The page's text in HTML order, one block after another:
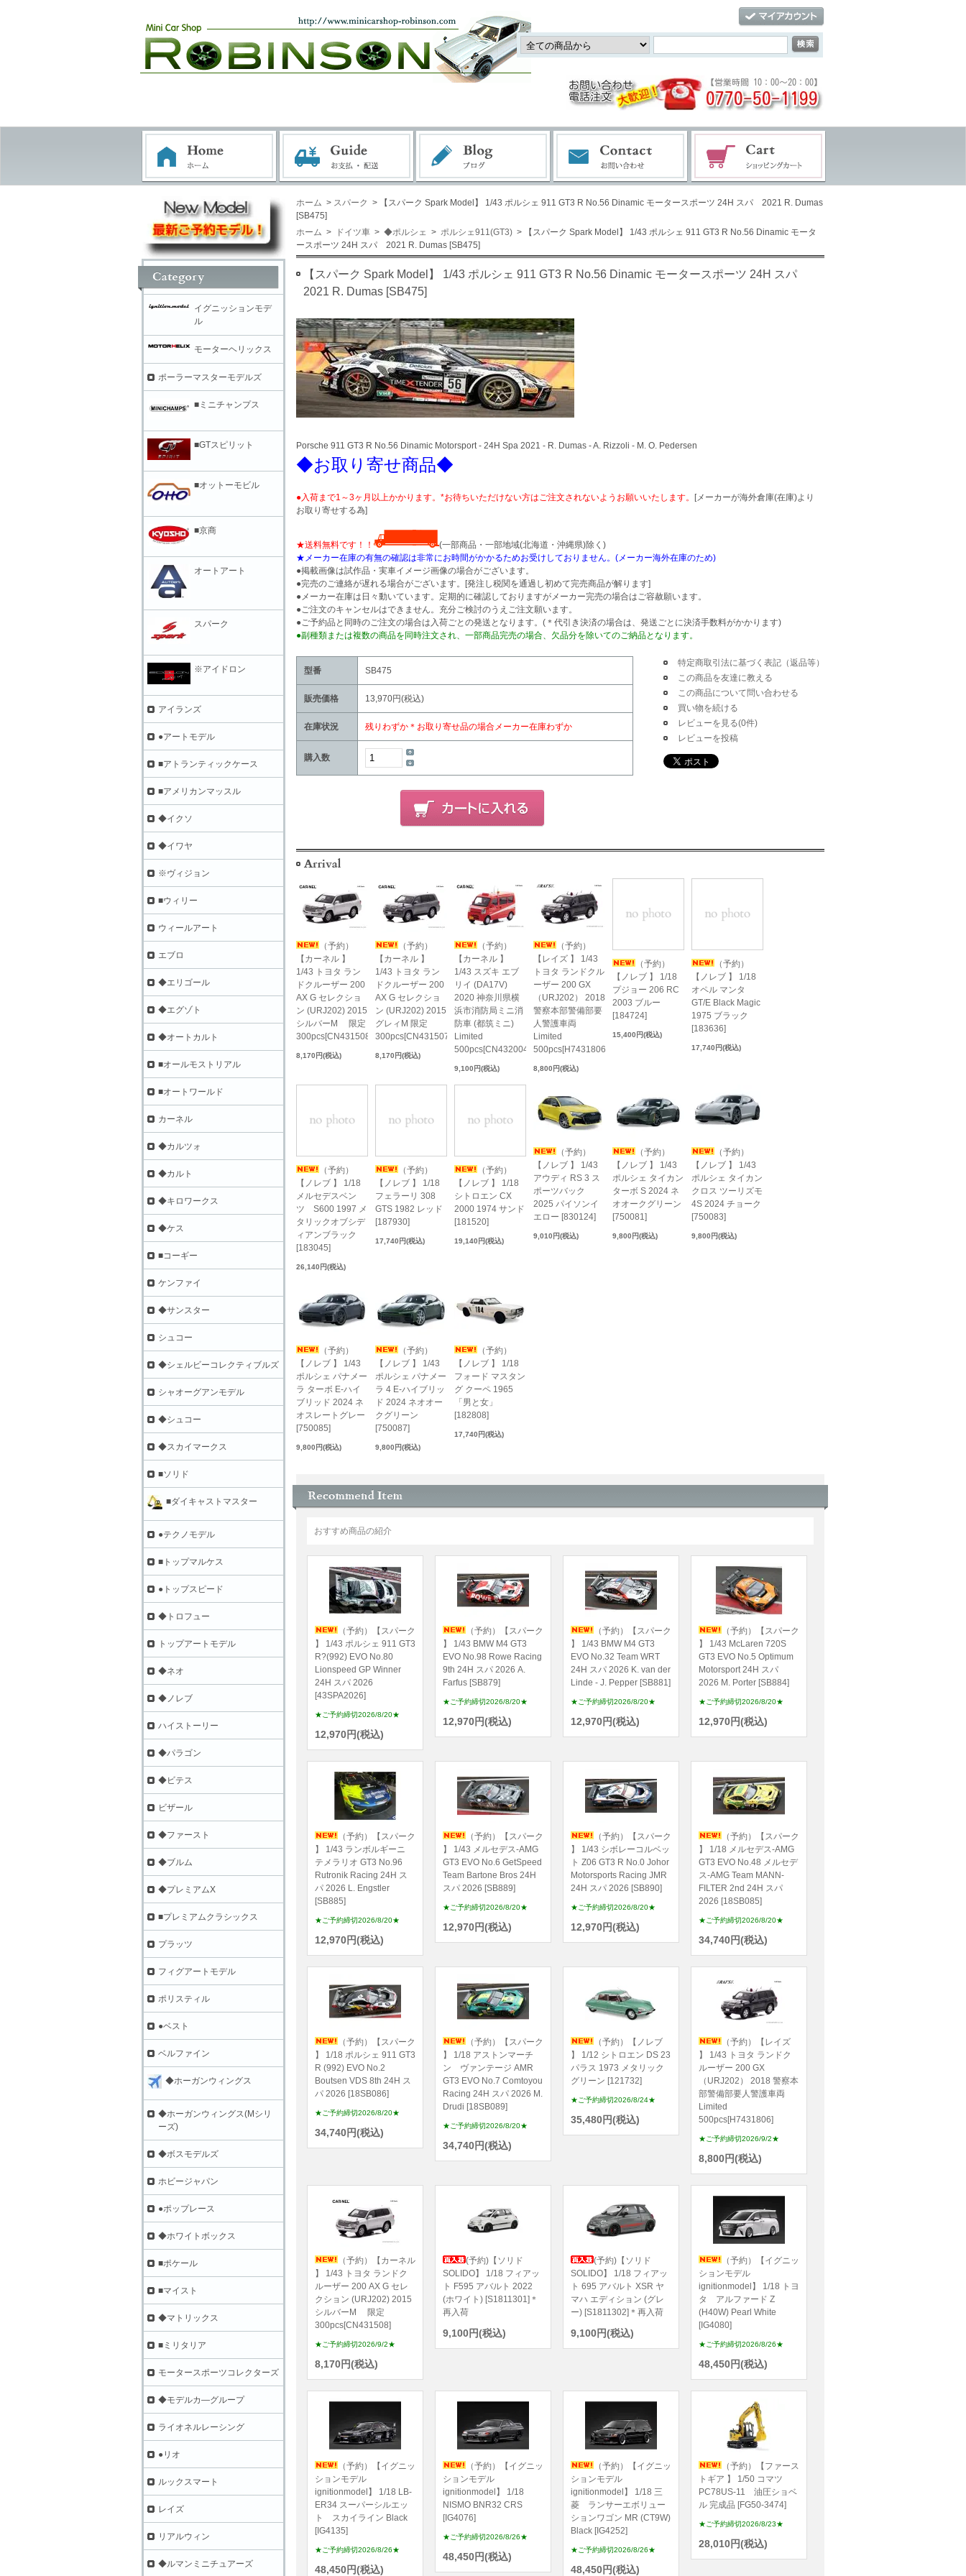
ホーム > スパーク > 【スパーク Spark Model】 1/43 ポルシェ 911 GT3 R No.56 Dinamic モータースポーツ 24H スパ 2021 R. Dumas
[SB475]
ホーム > ドイツ車 > ◆ポルシェ > ポルシェ911(GT3) > 【スパーク Spark Model】 1/43 ポルシェ 911 GT3 R No.56 Dinamic モータ
ースポーツ 24H スパ 2021 R. Dumas [SB475]
【スパーク Spark Model】 1/43 ポルシェ 911 GT3 R No.56 Dinamic モータースポーツ 24H スパ
2021 R. Dumas [SB475]
Porsche 911 GT3 R No.56 Dinamic Motorsport - 24H Spa 2021 - R. Dumas - A. Rizzoli - M. O. Pedersen
◆お取り寄せ商品◆
●入荷まで1～3ヶ月以上かかります。*お待ちいただけない方はご注文されないようお願いいたします。
[メーカーが海外倉庫(在庫)より
お取り寄せする為]
★送料無料です！！
(一部商品・一部地域(北海道・沖縄県)除く)
★メーカー在庫の有無の確認は非常にお時間がかかるためお受けしておりません。(メーカー海外在庫のため)
●掲載画像は試作品・実車イメージ画像の場合がございます。
●完売のご連絡が遅れる場合がございます。[発注し税関を通過し初めて完売商品が解ります]
●メーカー在庫は日々動いています。定期的に確認しておりますがメーカー完売の場合はご容赦願います。
●ご注文のキャンセルはできません。充分ご検討のうえご注文願います。
●ご予約品と同時のご注文の場合は入荷ごとの発送となります。(＊代引き決済の場合は、発送ごとに決済手数料がかかります)
●副種類または複数の商品を同時注文され、一部商品完売の場合、欠品分を除いてのご納品となります。
型番 SB475
販売価格 13,970円(税込)
在庫状況 残りわずか＊お取り寄せ品の場合メーカー在庫わずか
購入数
特定商取引法に基づく表記（返品等）
この商品を友達に教える
この商品について問い合わせる
買い物を続ける
レビューを見る(0件)
レビューを投稿
（予約）
【カーネル 】
1/43 トヨタ ラン
ドクルーザー 200
AX G セレクショ
ン (URJ202) 2015
シルバーM 限定
300pcs[CN431508]
8,170円(税込)
（予約）
【カーネル 】
1/43 トヨタ ラン
ドクルーザー 200
AX G セレクショ
ン (URJ202) 2015
グレィM 限定
300pcs[CN431507]
8,170円(税込)
（予約）
【カーネル 】
1/43 スズキ エブ
リイ (DA17V)
2020 神奈川県横
浜市消防局ミニ消
防車 (都筑ミニ)
Limited
500pcs[CN432004]
9,100円(税込)
（予約）
【レイズ 】 1/43
トヨタ ランドクル
ーザー 200 GX
（URJ202） 2018
警察本部警備部要
人警護車両
Limited
500pcs[H7431806]
8,800円(税込)
（予約）
【ノレブ 】 1/18
プジョー 206 RC
2003 ブルー
[184724]
15,400円(税込)
（予約）
【ノレブ 】 1/18
オペル マンタ
GT/E Black Magic
1975 ブラック
[183636]
17,740円(税込)
（予約）
【ノレブ 】 1/18
メルセデスベン
ツ S600 1997 メ
タリックオブシデ
ィアンブラック
[183045]
26,140円(税込)
（予約）
【ノレブ 】 1/18
フェラーリ 308
GTS 1982 レッド
[187930]
17,740円(税込)
（予約）
【ノレブ 】 1/18
シトロエン CX
2000 1974 サンド
[181520]
19,140円(税込)
（予約）
【ノレブ 】 1/43
アウディ RS 3 ス
ポーツバック
2025 パイソンイ
エロー [830124]
9,010円(税込)
（予約）
【ノレブ 】 1/43
ポルシェ タイカン
ターボ S 2024 ネ
オオークグリーン
[750081]
9,800円(税込)
（予約）
【ノレブ 】 1/43
ポルシェ タイカン
クロス ツーリズモ
4S 2024 チョーク
[750083]
9,800円(税込)
（予約）
【ノレブ 】 1/43
ポルシェ パナメー
ラ ターボ E-ハイ
ブリッド 2024 ネ
オスレートグレー
[750085]
9,800円(税込)
（予約）
【ノレブ 】 1/43
ポルシェ パナメー
ラ 4 E-ハイブリッ
ド 2024 ネオオー
クグリーン
[750087]
9,800円(税込)
（予約）
【ノレブ 】 1/18
フォード マスタン
グ クーペ 1965
「男と女」
[182808]
17,740円(税込)
おすすめ商品の紹介
（予約）【スパーク
】 1/43 ポルシェ 911 GT3
R?(992) EVO No.80
Lionspeed GP Winner
24H スパ 2026
[43SPA2026]
★ご予約締切2026/8/20★
12,970円(税込)
（予約）【スパーク
】 1/43 BMW M4 GT3
EVO No.98 Rowe Racing
9th 24H スパ 2026 A.
Farfus [SB879]
★ご予約締切2026/8/20★
12,970円(税込)
（予約）【スパーク
】 1/43 BMW M4 GT3
EVO No.32 Team WRT
24H スパ 2026 K. van der
Linde - J. Pepper [SB881]
★ご予約締切2026/8/20★
12,970円(税込)
（予約）【スパーク
】 1/43 McLaren 720S
GT3 EVO No.5 Optimum
Motorsport 24H スパ
2026 M. Porter [SB884]
★ご予約締切2026/8/20★
12,970円(税込)
（予約）【スパーク
】 1/43 ランボルギーニ
テメラリオ GT3 No.96
Rutronik Racing 24H ス
パ 2026 L. Engstler
[SB885]
★ご予約締切2026/8/20★
12,970円(税込)
（予約）【スパーク
】 1/43 メルセデス-AMG
GT3 EVO No.6 GetSpeed
Team Bartone Bros 24H
スパ 2026 [SB889]
★ご予約締切2026/8/20★
12,970円(税込)
（予約）【スパーク
】 1/43 シボレーコルベッ
ト Z06 GT3 R No.0 Johor
Motorsports Racing JMR
24H スパ 2026 [SB890]
★ご予約締切2026/8/20★
12,970円(税込)
（予約）【スパーク
】 1/18 メルセデス-AMG
GT3 EVO No.48 メルセデ
ス-AMG Team MANN-
FILTER 2nd 24H スパ
2026 [18SB085]
★ご予約締切2026/8/20★
34,740円(税込)
（予約）【スパーク
】 1/18 ポルシェ 911 GT3
R (992) EVO No.2
Boutsen VDS 8th 24H ス
パ 2026 [18SB086]
★ご予約締切2026/8/20★
34,740円(税込)
（予約）【スパーク
】 1/18 アストンマーチ
ン ヴァンテージ AMR
GT3 EVO No.7 Comtoyou
Racing 24H スパ 2026 M.
Drudi [18SB089]
★ご予約締切2026/8/20★
34,740円(税込)
（予約）【ノレブ
】 1/12 シトロエン DS 23
パラス 1973 メタリック
グリーン [121732]
★ご予約締切2026/8/24★
35,480円(税込)
（予約）【レイズ
】 1/43 トヨタ ランドク
ルーザー 200 GX
（URJ202） 2018 警察本
部警備部要人警護車両
Limited
500pcs[H7431806]
★ご予約締切2026/9/2★
8,800円(税込)
（予約）【カーネル
】 1/43 トヨタ ランドク
ルーザー 200 AX G セレ
クション (URJ202) 2015
シルバーM 限定
300pcs[CN431508]
★ご予約締切2026/9/2★
8,170円(税込)
(予約)【ソリド
SOLIDO】 1/18 フィアッ
ト F595 アバルト 2022
(ホワイト) [S1811301]＊
再入荷
9,100円(税込)
(予約)【ソリド
SOLIDO】 1/18 フィアッ
ト 695 アバルト XSR ヤ
マハ エディション (グレ
ー) [S1811302]＊再入荷
9,100円(税込)
（予約）【イグニッ
ションモデル
ignitionmodel】 1/18 トヨ
タ アルファード Z
(H40W) Pearl White
[IG4080]
★ご予約締切2026/8/26★
48,450円(税込)
（予約）【イグニッ
ションモデル
ignitionmodel】 1/18 LB-
ER34 スーパーシルエッ
ト スカイライン Black
[IG4135]
★ご予約締切2026/8/26★
48,450円(税込)
（予約）【イグニッ
ションモデル
ignitionmodel】 1/18
NISMO BNR32 CRS
[IG4076]
★ご予約締切2026/8/26★
48,450円(税込)
（予約）【イグニッ
ションモデル
ignitionmodel】 1/18 三
菱 ランサーエボリュー
ションワゴン MR (CT9W)
Black [IG4252]
★ご予約締切2026/8/26★
48,450円(税込)
（予約）【ファース
トギア 】 1/50 コマツ
PC78US-11 油圧ショベ
ル 完成品 [FG50-3474]
★ご予約締切2026/8/23★
28,010円(税込)
イグニッションモデ
ル
モーターヘリックス
ポーラーマスターモデルズ
■ミニチャンプス
■GTスピリット
■オットーモビル
■京商
オートアート
スパーク
※アイドロン
アイランズ
●アートモデル
■アトランティックケース
■アメリカンマッスル
◆イクソ
◆イワヤ
※ヴィジョン
■ウィリー
ウィールアート
エブロ
◆エリゴール
◆エグゾト
◆オートカルト
■オールモストリアル
■オートワールド
カーネル
◆カルツォ
◆カルト
◆キロワークス
◆ケス
■コーギー
ケンファイ
◆サンスター
シュコー
◆シェルビーコレクティブルズ
シャオーグアンモデル
◆シュコー
◆スカイマークス
■ソリド
■ダイキャストマスター
●テクノモデル
■トップマルケス
●トップスピード
◆トロフュー
トップアートモデル
◆ネオ
◆ノレブ
ハイストーリー
◆パラゴン
◆ビテス
ビザール
◆ファースト
◆ブルム
◆プレミアムX
■プレミアムクラシックス
プラッツ
フィグアートモデル
ポリスティル
●ベスト
ベルファイン
◆ホーガンウィングス
◆ホーガンウィングス(Mシリ
ーズ)
◆ボスモデルズ
ホビージャパン
●ポップレース
◆ホワイトボックス
■ポケール
■マイスト
◆マトリックス
■ミリタリア
モータースポーツコレクターズ
◆モデルカ―グループ
ライオネルレーシング
●リオ
ルックスマート
レイズ
リアルウィン
◆ルマンミニチュアーズ